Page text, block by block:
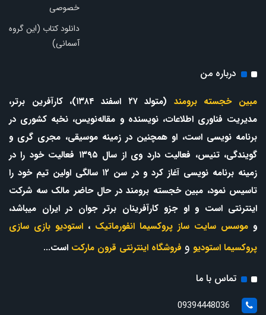
خصوصی
دانلود کتاب (این گروه
آسمانی)
درباره من
مبین خجسته برومند
(متولد ۲۷ اسفند ۱۳۸۴)، کارآفرین برتر،
مدیریت فناوری اطلاعات، نویسنده و مقاله‌نویس، نخبه کشوری در
برنامه نویسی است، او همچنین در زمینه موسیقی، مجری گری و
گویندگی، تنیس، فعالیت دارد وی از سال ۱۳۹۵ فعالیت خود را در
زمینه برنامه نویسی آغاز کرد و در سن ۱۲ سالگی اولین تیم خود را
تاسیس نمود، مبین خجسته برومند در حال حاضر مالک سه شرکت
اینترنتی است و او جزو کارآفرینان برتر جوان در ایران میباشد،
و موسس سایت ساز پروکسیما انفورماتیک ، استودیو بازی سازی
پروکسیما استودیو و فروشگاه اینترنتی قرون مارکت است...
تماس با ما
09394448036